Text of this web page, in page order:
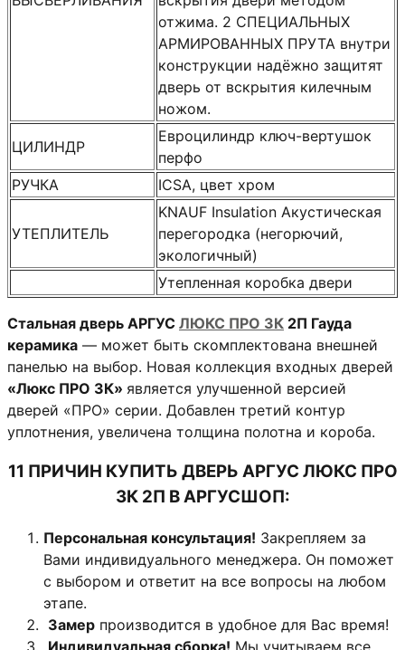
отжима. 2 СПЕЦИАЛЬНЫХ
АРМИРОВАННЫХ ПРУТА внутри
конструкции надёжно защитят
дверь от вскрытия килечным
ножом.
ЦИЛИНДР
Евроцилиндр ключ-вертушок
перфо
РУЧКА
ICSA, цвет хром
УТЕПЛИТЕЛЬ
KNAUF Insulation Акустическая
перегородка (негорючий,
экологичный)
Утепленная коробка двери
Стальная дверь АРГУС ЛЮКС ПРО 3К 2П Гауда
керамика — может быть скомплектована внешней
панелью на выбор. Новая коллекция входных дверей
«Люкс ПРО 3К» является улучшенной версией
дверей «ПРО» серии. Добавлен третий контур
уплотнения, увеличена толщина полотна и короба.
11 ПРИЧИН КУПИТЬ ДВЕРЬ АРГУС ЛЮКС ПРО
3К 2П В АРГУСШОП:
Персональная консультация! Закрепляем за
Вами индивидуального менеджера. Он поможет
с выбором и ответит на все вопросы на любом
этапе.
Замер производится в удобное для Вас время!